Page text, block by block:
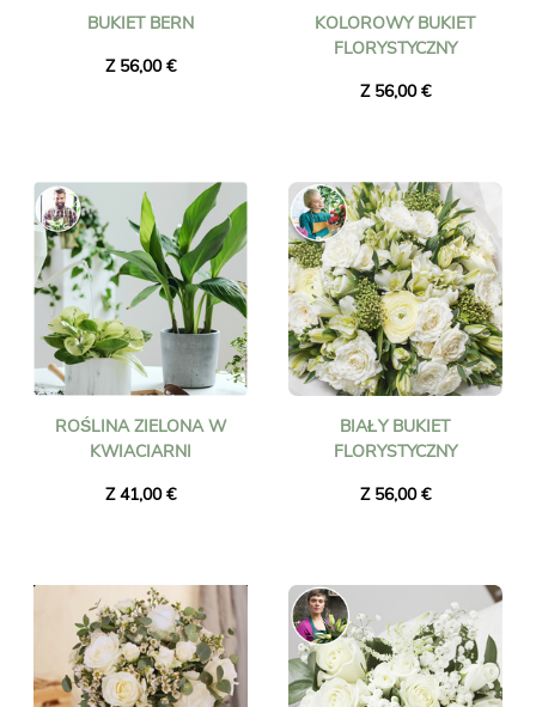
BUKIET BERN
Z 56,00 €
KOLOROWY BUKIET
FLORYSTYCZNY
Z 56,00 €
ROŚLINA ZIELONA W
KWIACIARNI
Z 41,00 €
BIAŁY BUKIET
FLORYSTYCZNY
Z 56,00 €